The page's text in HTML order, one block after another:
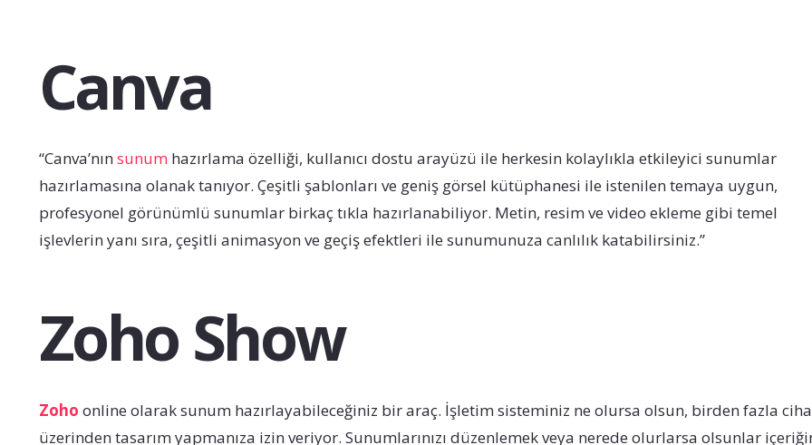
Canva
“Canva’nınsunumhazırlama özelliği, kullanıcı dostu arayüzü ile herkesin kolaylıkla etkileyici sunumlar
hazırlamasına olanak tanıyor. Çeşitli şablonları ve geniş görsel kütüphanesi ile istenilen temaya uygun,
profesyonel görünümlü sunumlar birkaç tıkla hazırlanabiliyor. Metin, resim ve video ekleme gibi temel
işlevlerin yanı sıra, çeşitli animasyon ve geçiş efektleri ile sunumunuza canlılık katabilirsiniz.”
Zoho Show
Zoho online olarak sunum hazırlayabileceğiniz bir araç. İşletim sisteminiz ne olursa olsun, birden fazla
üzerinden tasarım yapmanıza izin veriyor. Sunumlarınızı düzenlemek veya nerede olurlarsa olsunlar